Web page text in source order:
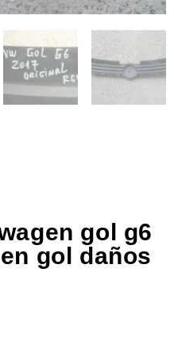
gol g6
gol daños